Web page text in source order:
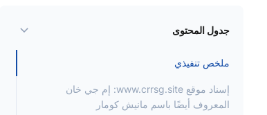
جدول المحتوى
ملخص تنفيذي
إسناد موقع www.crrsg.site: إم جي خان
المعروف أيضًا باسم مانيش كومار